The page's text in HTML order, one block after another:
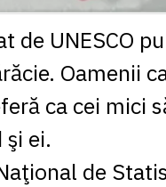
de UNESCO
Oamenii
ca cei mici
ei.
de